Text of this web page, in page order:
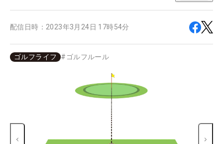
配信日時： 2023年3月24日 17時54分
ゴルフライフ # ゴルフルール